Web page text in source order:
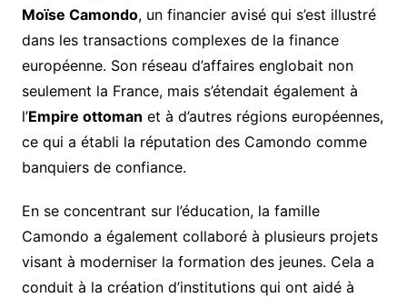
Moïse Camondo, un financier avisé qui s’est illustré
dans les transactions complexes de la finance
européenne. Son réseau d’affaires englobait non
seulement la France, mais s’étendait également à
l’Empire ottoman et à d’autres régions européennes,
ce qui a établi la réputation des Camondo comme
banquiers de confiance.
En se concentrant sur l’éducation, la famille
Camondo a également collaboré à plusieurs projets
visant à moderniser la formation des jeunes. Cela a
conduit à la création d’institutions qui ont aidé à